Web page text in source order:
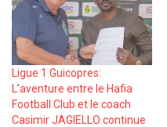
Ligue 1 Guicopres:
L’aventure entre le Hafia
Football Club et le coach
Casimir JAGIELLO continue